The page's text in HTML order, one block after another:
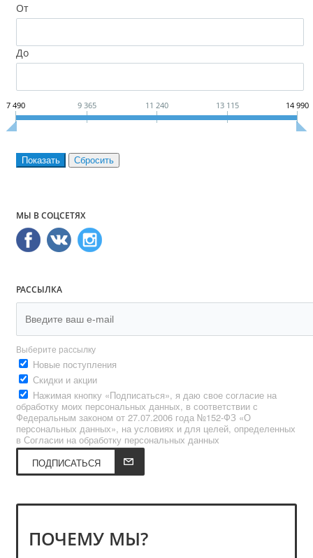
От
До
7 490 9 365 11 240 13 115 14 990
МЫ В СОЦСЕТЯХ
РАССЫЛКА
Выберите рассылку
Новые поступления
Скидки и акции
Нажимая кнопку «Подписаться», я даю свое согласие на
обработку моих персональных данных, в соответствии с
Федеральным законом от 27.07.2006 года №152-ФЗ «О
персональных данных», на условиях и для целей, определенных
в Согласии на обработку персональных данных
ПОДПИСАТЬСЯ
ПОЧЕМУ МЫ?